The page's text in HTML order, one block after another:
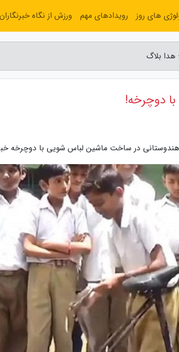
بلاگ
دوچرخه!
هندوستانی در ساخت ماشین لباس شویی با دوچرخه
های روز رویدادهای مهم ورزش از نگاه خبرنگاران